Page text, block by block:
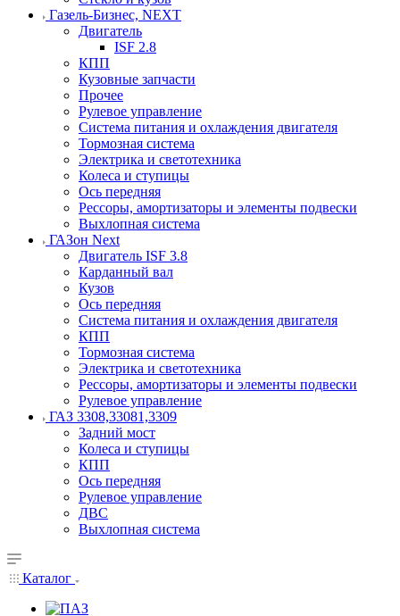
Газель-Бизнес, NEXT
Двигатель
ISF 2.8
КПП
Кузовные запчасти
Прочее
Рулевое управление
Система питания и охлаждения двигателя
Тормозная система
Электрика и светотехника
Колеса и ступицы
Ось передняя
Рессоры, амортизаторы и элементы подвески
Выхлопная система
ГАЗон Next
Двигатель ISF 3.8
Карданный вал
Кузов
Ось передняя
Система питания и охлаждения двигателя
КПП
Тормозная система
Электрика и светотехника
Рессоры, амортизаторы и элементы подвески
Рулевое управление
ГАЗ 3308,33081,3309
Задний мост
Колеса и ступицы
КПП
Ось передняя
Рулевое управление
ДВС
Выхлопная система
Каталог